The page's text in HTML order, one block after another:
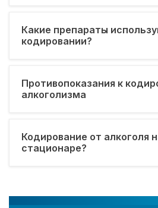
Какие препараты
кодировании?
Противопоказания к
алкоголизма
Кодирование от алкоголя
стационаре?